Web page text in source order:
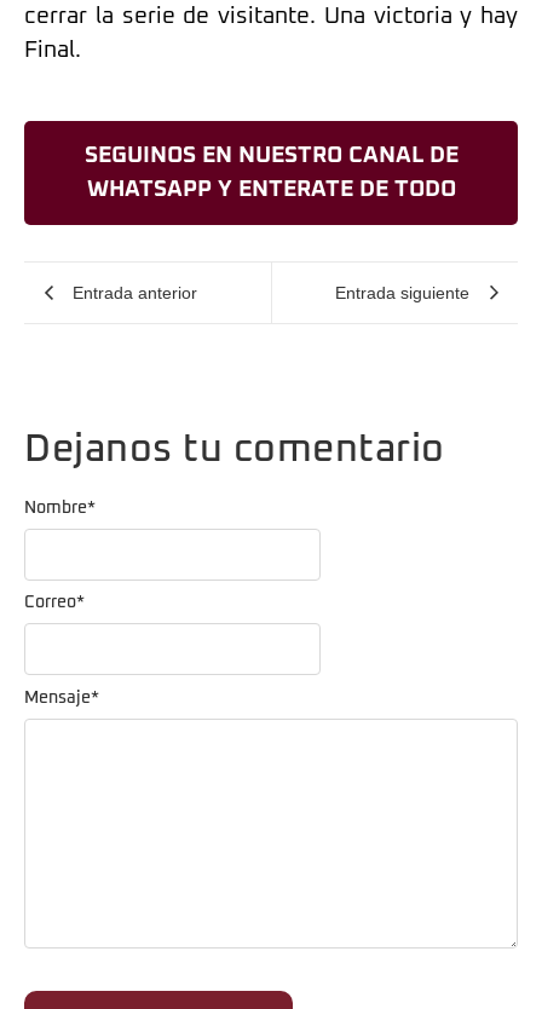
cerrar la serie de visitante. Una victoria y hay
Final.
SEGUINOS EN NUESTRO CANAL DE
WHATSAPP Y ENTERATE DE TODO
Entrada anterior Entrada siguiente
Dejanos tu comentario
Mensaje*
Nombre*
Correo*